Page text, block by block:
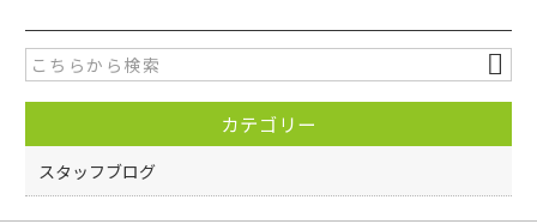
e
b
o
o
k
er
カテゴリー
スタッフブログ